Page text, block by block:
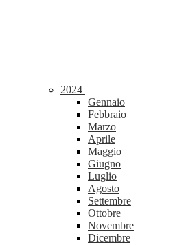
2024
Gennaio
Febbraio
Marzo
Aprile
Maggio
Giugno
Luglio
Agosto
Settembre
Ottobre
Novembre
Dicembre